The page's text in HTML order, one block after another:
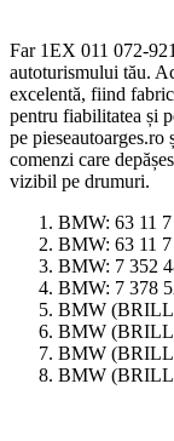
Far 1EX 011 072-
autoturismului tău.
excelentă, fiind
pentru fiabilitatea și
pe
comenzi care
vizibil pe drumuri.
BMW: 63 11
BMW: 63 11
BMW: 7 352
BMW: 7 378
BMW
BMW
BMW
BMW